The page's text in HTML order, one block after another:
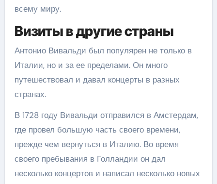
всему миру.
Визиты в другие страны
Антонио Вивальди был популярен не только в
Италии, но и за ее пределами. Он много
путешествовал и давал концерты в разных
странах.
В 1728 году Вивальди отправился в Амстердам,
где провел большую часть своего времени,
прежде чем вернуться в Италию. Во время
своего пребывания в Голландии он дал
несколько концертов и написал несколько новых